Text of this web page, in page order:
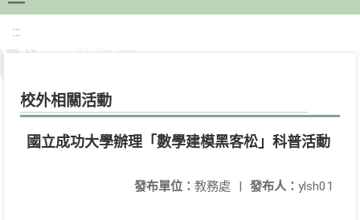
:::
校外相關活動
國立成功大學辦理「數學建模黑客松」科普活動
發布人： ylsh01
發布單位： 教務處 |